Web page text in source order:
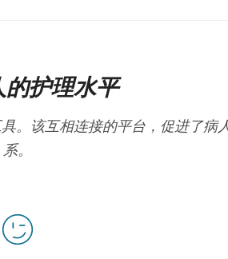
护理水平
。该互相连接的平台，促进了病
系。